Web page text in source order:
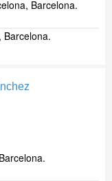
Barcelona.
Barcelona.